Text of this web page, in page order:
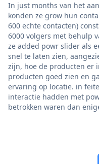
In just months van het
konden ze grow hun
600 echte contacten)
6000 volgers met behulp
ze added powr slider als
snel te laten zien,
zijn, hoe de producten er
producten goed zien en
ervaring op locatie. in
interactie hadden met
betrokken waren dan